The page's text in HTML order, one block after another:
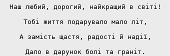
Наш любий, дорогий, найкращий в світі!
Тобі життя подарувало мало літ,
А замість щастя, радості й надії,
Дало в дарунок болі та граніт.